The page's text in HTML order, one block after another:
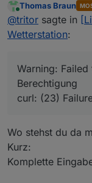
rm: das
_
| |
| | /|
'bc'
hab gerade
Fehler mit
'bc'
'unzip'
'patch'
Zugriff
Aktuelle
Angemeldet
Online
Thomas Braun
@tritor sagte in
Wetterstation:
Warning:
Berechtigung
curl: (23)
Wo stehst du da
Kurz:
Komplette